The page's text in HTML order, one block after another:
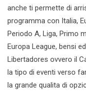
anche ti permette di
programma con Italia,
Periodo A, Liga, Primo
Europa League, bensi
Libertadores ovvero il
la tipo di eventi verso
la grande qualita di